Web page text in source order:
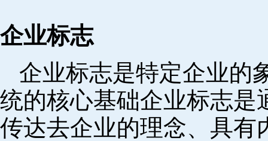
企业标志
企业标志是特定企业的
统的核心基础企业标志是
传达去企业的理念、具有